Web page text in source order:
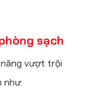
sạch
vượt trội
như: